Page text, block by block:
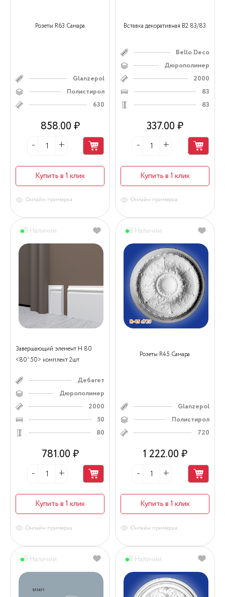
Розеты R63 Самара
Glanzepol
Полистирол
630
858.00 ₽
Купить в 1 клик
Онлайн примерка
Вставка декоративная В2 83/83
Bello Deco
Дюрополимер
2000
83
83
337.00 ₽
Купить в 1 клик
Онлайн примерка
Завершающий элемент Н 80
<80*50> комплект 2шт
Дебагет
Дюрополимер
2000
50
80
781.00 ₽
Купить в 1 клик
В Наличии
Онлайн примерка
Розеты R45 Самара
Glanzepol
Полистирол
720
1 222.00 ₽
Купить в 1 клик
В Наличии
Онлайн примерка
В Наличии В Наличии